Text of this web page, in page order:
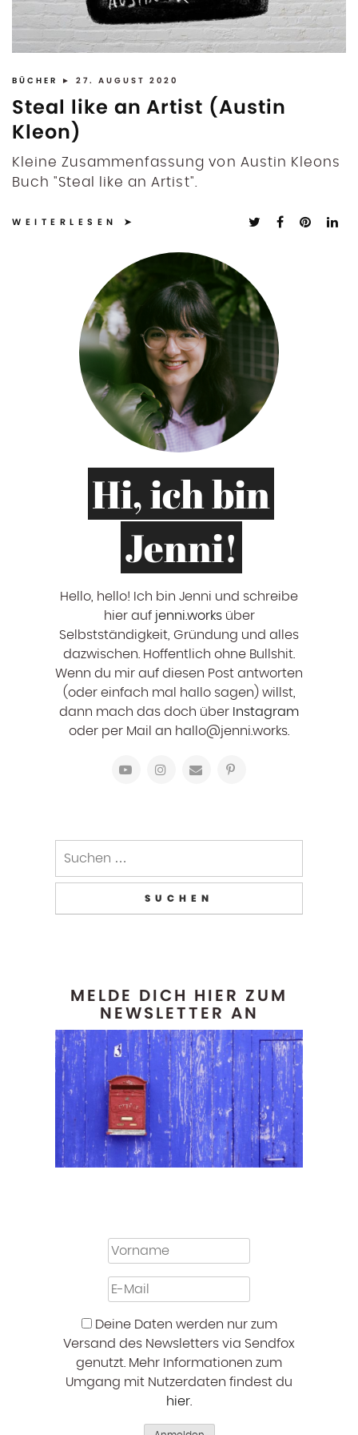
BÜCHER ► 27. AUGUST 2020
Steal like an Artist (Austin
Kleon)
Kleine Zusammenfassung von Austin Kleons
Buch "Steal like an Artist".
WEITERLESEN
Hi, ich bin
Jenni!
Hello, hello! ‍Ich bin Jenni und schreibe
hier auf jenni.worksüber
Selbstständigkeit, Gründung und alles
dazwischen. Hoffentlich ohne Bullshit.
Wenn du mir auf diesen Post antworten
(oder einfach mal hallo sagen) willst,
dann mach das doch über Instagram
oder per Mail an hallo@jenni.works.
MELDE DICH HIER ZUM
NEWSLETTER AN
Deine Daten werden nur zum
Versand des Newsletters via Sendfox
genutzt. Mehr Informationen zum
Umgang mit Nutzerdaten findest du
hier